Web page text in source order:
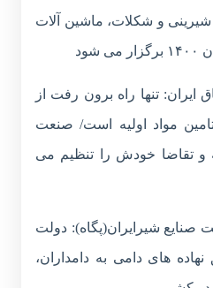
شیرینی و شکلات، ماشین آلات
ایران: تنها راه برون رفت از
مواد اولیه است/ صنعت
تقاضا خودش را تنظیم می
شیرایران(پگاه): دولت
های دامی به دامداران،